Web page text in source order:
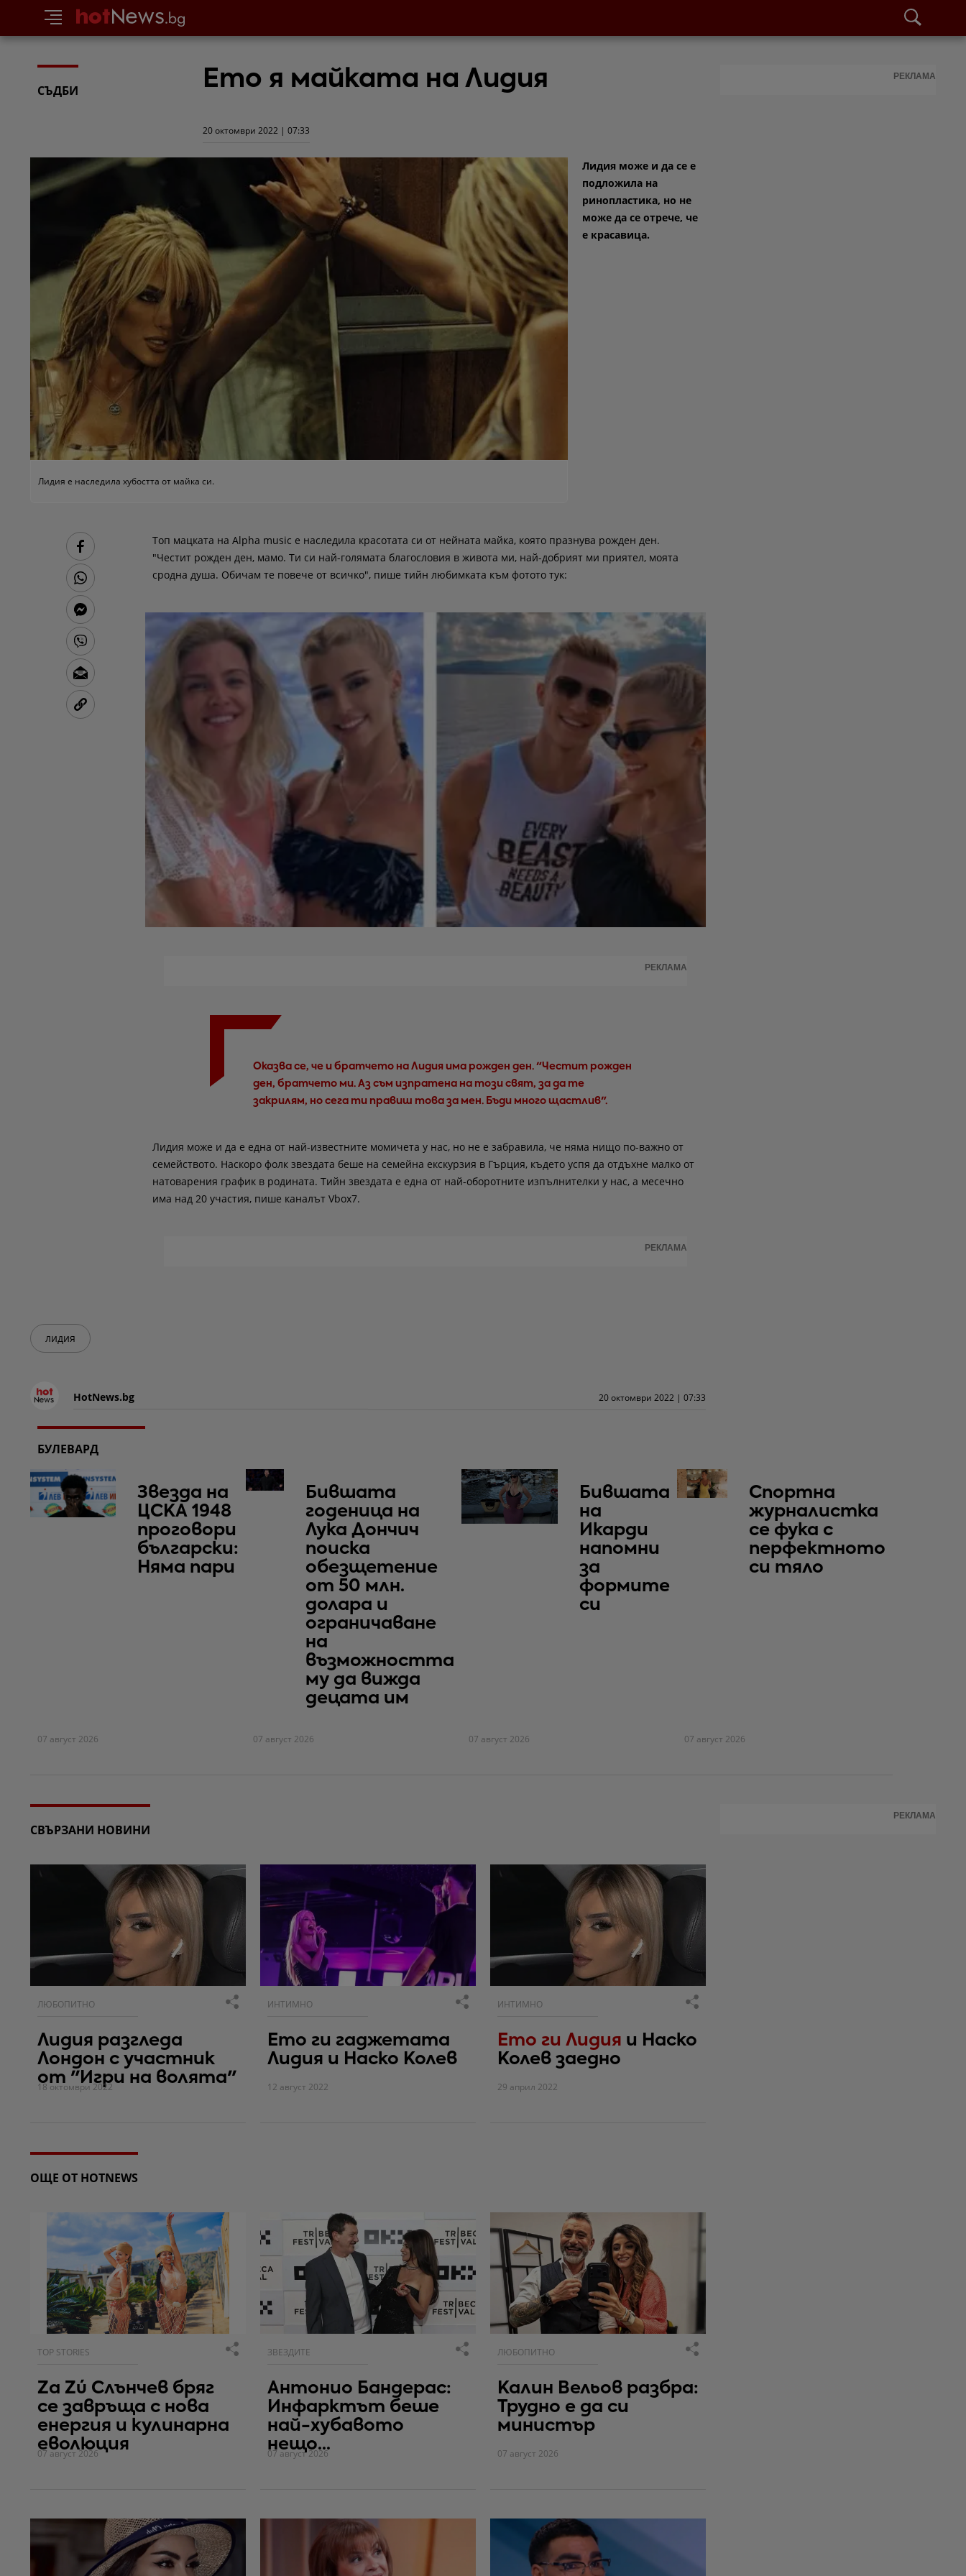
СЪДБИ Ето я майката на Лидия
20 октомври 2022 | 07:33
Лидия е наследила хубостта от майка си.
Лидия може и да се е
подложила на
ринопластика, но не
може да се отрече, че
е красавица.
Топ мацката на Alpha music е наследила красотата си от нейната майка, която празнува рожден ден.
"Честит рожден ден, мамо. Ти си най-голямата благословия в живота ми, най-добрият ми приятел, моята
сродна душа. Обичам те повече от всичко", пише тийн любимката към фотото тук:
РЕКЛАМА
Оказва се, че и братчето на Лидия има рожден ден. "Честит рожден
ден, братчето ми. Аз съм изпратена на този свят, за да те
закрилям, но сега ти правиш това за мен. Бъди много щастлив".
Лидия може и да е една от най-известните момичета у нас, но не е забравила, че няма нищо по-важно от
семейството. Наскоро фолк звездата беше на семейна екскурзия в Гърция, където успя да отдъхне малко от
натоварения график в родината. Тийн звездата е една от най-оборотните изпълнителки у нас, а месечно
има над 20 участия, пише каналът Vbox7.
РЕКЛАМА
лидия
HotNews.bg 20 октомври 2022 | 07:33
РЕКЛАМА
БУЛЕВАРД
Звезда на
ЦСКА 1948
проговори
български:
Няма пари
07 август 2026
Бившата
годеница на
Лука Дончич
поиска
обезщетение
от 50 млн.
долара и
ограничаване
на
възможността
му да вижда
децата им
07 август 2026
Бившата
на
Икарди
напомни
за
формите
си
07 август 2026
Спортна
журналистка
се фука с
перфектното
си тяло
07 август 2026
СВЪРЗАНИ НОВИНИ
ЛЮБОПИТНО
Лидия разгледа
Лондон с участник
от "Игри на волята"
18 октомври 2022
ИНТИМНО
Ето ги гаджетата
Лидия и Наско Колев
12 август 2022
ИНТИМНО
Ето ги Лидия и Наско
Колев заедно
29 април 2022
ОЩЕ ОТ HOTNEWS
TOP STORIES
Za Zú Слънчев бряг
се завръща с нова
енергия и кулинарна
еволюция
07 август 2026
ЗВЕЗДИТЕ
Антонио Бандерас:
Инфарктът беше
най-хубавото
нещо...
07 август 2026
ЛЮБОПИТНО
Калин Вельов разбра:
Трудно е да си
министър
07 август 2026
РЕКЛАМА